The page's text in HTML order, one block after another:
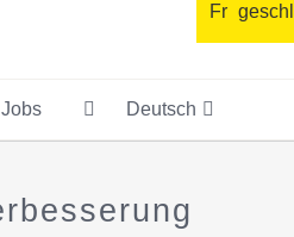
Fr
Jobs Deutsch